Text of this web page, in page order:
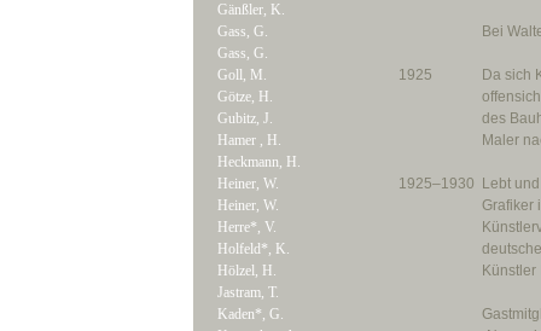
Gänßler, K.
Gass, G.
Gass, G.
Goll, M.
Götze, H.
Gubitz, J.
Hamer , H.
Heckmann, H.
Heiner, W.
Heiner, W.
Herre*, V.
Holfeld*, K.
Hölzel, H.
Jastram, T.
Kaden*, G.
Bei
1925
Da sich
des
Maler
1925–1930
Lebt
Grafiker
Künstler